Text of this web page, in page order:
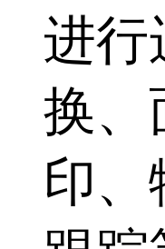
进行
换、
印、